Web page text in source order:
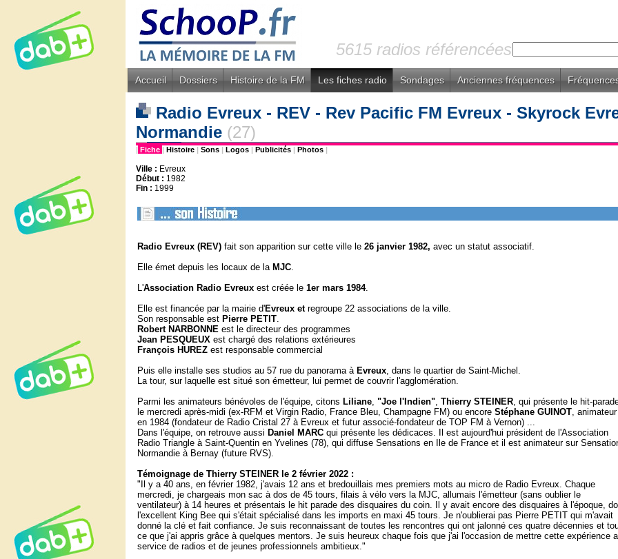
5615 radios référencées
Accueil Dossiers Histoire de la FM Les fiches radio Sondages Anciennes fréquences
Radio Evreux - REV - Rev Pacific FM Evreux - Skyrock
Normandie (27)
| Fiche | Histoire | Sons | Logos | Publicités | Photos |
Ville : Evreux
Début : 1982
Fin : 1999
Radio Evreux (REV) fait son apparition sur cette ville le 26 janvier 1982, avec un statut associatif.
Elle émet depuis les locaux de la MJC.
L'Association Radio Evreux est créée le 1er mars 1984.
Elle est financée par la mairie d'Evreux et regroupe 22 associations de la ville.
Son responsable est Pierre PETIT.
Robert NARBONNE est le directeur des programmes
Jean PESQUEUX est chargé des relations extérieures
François HUREZ est responsable commercial
Puis elle installe ses studios au 57 rue du panorama à Evreux, dans le quartier de Saint-Michel.
La tour, sur laquelle est situé son émetteur, lui permet de couvrir l'agglomération.
Parmi les animateurs bénévoles de l'équipe, citons Liliane, "Joe l'Indien", Thierry STEINER, qui présente le hit-
le mercredi après-midi (ex-RFM et Virgin Radio, France Bleu, Champagne FM) ou encore Stéphane GUINOT, animateur
en 1984 (fondateur de Radio Cristal 27 à Evreux et futur associé-fondateur de TOP FM à Vernon) ...
Dans l'équipe, on retrouve aussi Daniel MARC qui présente les dédicaces. Il est aujourd'hui président de l'Association
Radio Triangle à Saint-Quentin en Yvelines (78), qui diffuse Sensations en Ile de France et il est animateur sur
Normandie à Bernay (future RVS).
Témoignage de Thierry STEINER le 2 février 2022 :
"Il y a 40 ans, en février 1982, j'avais 12 ans et bredouillais mes premiers mots au micro de Radio Evreux. Chaque
mercredi, je chargeais mon sac à dos de 45 tours, filais à vélo vers la MJC, allumais l'émetteur (sans oublier le
ventilateur) à 14 heures et présentais le hit parade des disquaires du coin. Il y avait encore des disquaires à l'époque,
l'excellent King Bee qui s'était spécialisé dans les imports en maxi 45 tours. Je n'oublierai pas Pierre PETIT qui m'avait
donné la clé et fait confiance. Je suis reconnaissant de toutes les rencontres qui ont jalonné ces quatre décennies et
ce que j'ai appris grâce à quelques mentors. Je suis heureux chaque fois que j'ai l'occasion de mettre cette expérience
service de radios et de jeunes professionnels ambitieux."